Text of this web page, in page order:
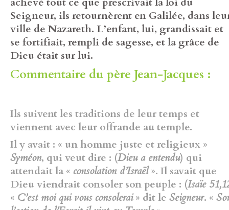
Seigneur, ils retournèrent en Galilée, dans
ville de Nazareth. L’enfant, lui, grandissait et
se fortifiait, rempli de sagesse, et la grâce de
Dieu était sur lui.
Commentaire du père Jean-Jacques :
Ils suivent les traditions de leur temps et
viennent avec leur offrande au temple.
Il y avait : « un homme juste et religieux »
Syméon, qui veut dire : (Dieu a entendu) qui
attendait la « consolation d’Israël». Il savait que
Dieu viendrait consoler son peuple : (Isaïe
« C’est moi qui vous consolerai» dit le Seigneur. «